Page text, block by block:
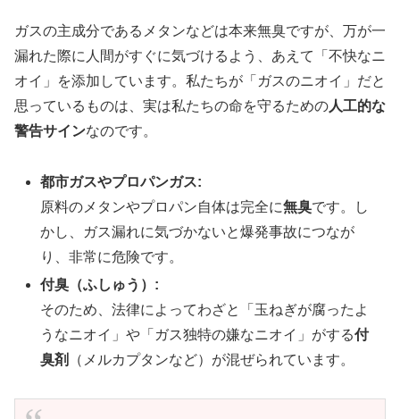
ガスの主成分であるメタンなどは本来無臭ですが、万が一
漏れた際に人間がすぐに気づけるよう、あえて「不快なニ
オイ」を添加しています。私たちが「ガスのニオイ」だと
思っているものは、実は私たちの命を守るための人工的な
警告サインなのです。
都市ガスやプロパンガス:
原料のメタンやプロパン自体は完全に無臭です。し
かし、ガス漏れに気づかないと爆発事故につなが
り、非常に危険です。
付臭（ふしゅう）:
そのため、法律によってわざと「玉ねぎが腐ったよ
うなニオイ」や「ガス独特の嫌なニオイ」がする付
臭剤
（メルカプタンなど）が混ぜられています。